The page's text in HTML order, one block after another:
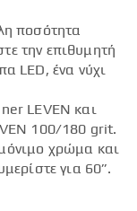
ποσότητα
την επιθυμητή
LED, ένα νύχι
LEVEN και
100/180 grit.
χρώμα και
για 60”.